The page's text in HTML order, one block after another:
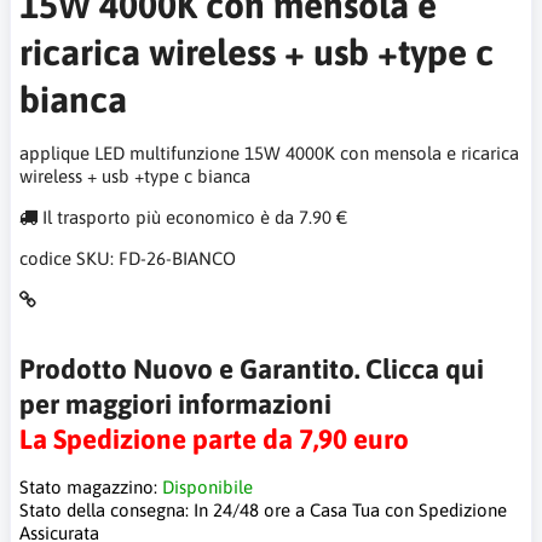
ricarica wireless + usb +type c
bianca
applique LED multifunzione 15W 4000K con mensola e ricarica
wireless + usb +type c bianca
Il trasporto più economico è da 7.90 €
codice SKU: FD-26-BIANCO
Prodotto Nuovo e Garantito. Clicca qui
per maggiori informazioni
La Spedizione parte da 7,90 euro
Stato magazzino: Disponibile
Stato della consegna: In 24/48 ore a Casa Tua con Spedizione
Assicurata